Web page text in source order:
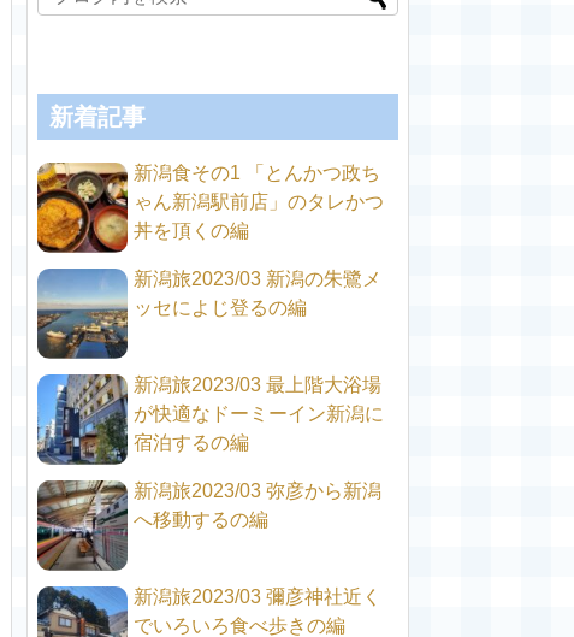
新着記事
新潟食その1 「とんかつ政ち
ゃん新潟駅前店」のタレかつ
丼を頂くの編
新潟旅2023/03 新潟の朱鷺メ
ッセによじ登るの編
新潟旅2023/03 最上階大浴場
が快適なドーミーイン新潟に
宿泊するの編
新潟旅2023/03 弥彦から新潟
へ移動するの編
新潟旅2023/03 彌彦神社近く
でいろいろ食べ歩きの編